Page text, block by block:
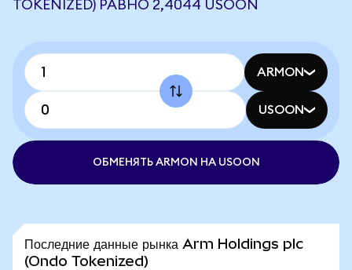
TOKENIZED) РАВНО 2,4044 USOON
ARMON
USOON
ОБМЕНЯТЬ ARMON НА USOON
Последние данные рынка Arm Holdings plc
(Ondo Tokenized)